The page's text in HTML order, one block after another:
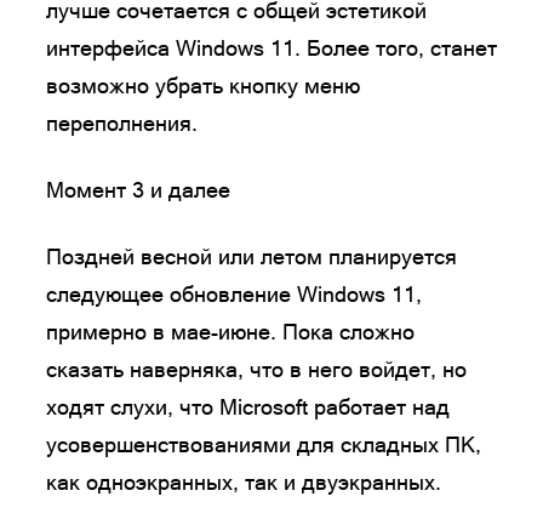
лучше сочетается с общей эстетикой
интерфейса Windows 11. Более того, станет
возможно убрать кнопку меню
переполнения.
Момент 3 и далее
Поздней весной или летом планируется
следующее обновление Windows 11,
примерно в мае-июне. Пока сложно
сказать наверняка, что в него войдет, но
ходят слухи, что Microsoft работает над
усовершенствованиями для складных ПК,
как одноэкранных, так и двуэкранных.